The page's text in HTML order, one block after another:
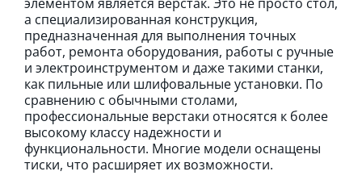
а специализированная конструкция,
предназначенная для выполнения точных
работ, ремонта оборудования, работы с ручные
и электроинструментом и даже такими станки,
как пильные или шлифовальные установки. По
сравнению с обычными столами,
профессиональные верстаки относятся к более
высокому классу надежности и
функциональности. Многие модели оснащены
тиски, что расширяет их возможности.